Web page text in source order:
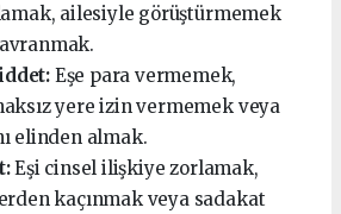
ailesiyle görüştürmemek
Eşe para vermemek,
yere izin vermemek veya
elinden almak.
Eşi cinsel ilişkiye zorlamak,
kaçınmak veya sadakat